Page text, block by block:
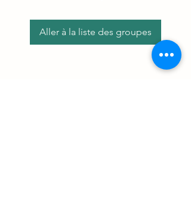
Aller à la liste des groupes